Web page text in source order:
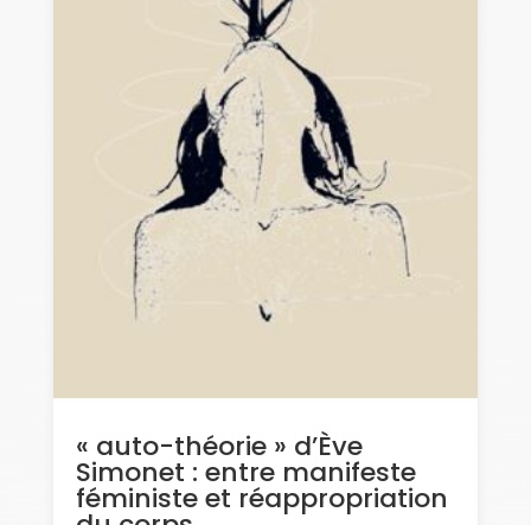
« auto-théorie » d’Ève
Simonet : entre manifeste
féministe et réappropriation